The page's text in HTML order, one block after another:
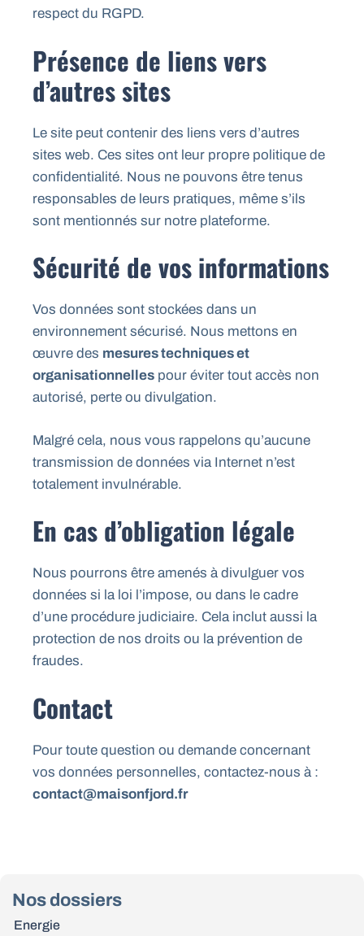
respect du RGPD.
Présence de liens vers
d’autres sites
Le site peut contenir des liens vers d’autres
sites web. Ces sites ont leur propre politique de
confidentialité. Nous ne pouvons être tenus
responsables de leurs pratiques, même s’ils
sont mentionnés sur notre plateforme.
Sécurité de vos informations
Vos données sont stockées dans un
environnement sécurisé. Nous mettons en
œuvre des mesures techniques et
organisationnelles pour éviter tout accès non
autorisé, perte ou divulgation.
Malgré cela, nous vous rappelons qu’aucune
transmission de données via Internet n’est
totalement invulnérable.
En cas d’obligation légale
Nous pourrons être amenés à divulguer vos
données si la loi l’impose, ou dans le cadre
d’une procédure judiciaire. Cela inclut aussi la
protection de nos droits ou la prévention de
fraudes.
Contact
Pour toute question ou demande concernant
vos données personnelles, contactez-nous à :
contact@maisonfjord.fr
Nos dossiers
Energie